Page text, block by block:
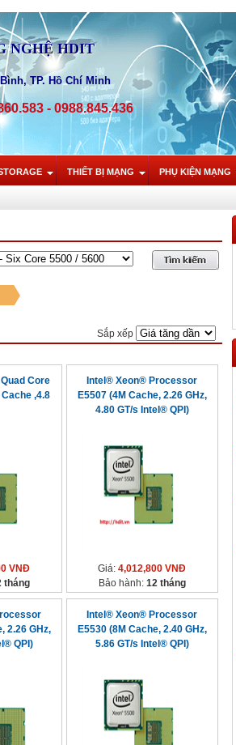
NGHỆ HDIT
TP. Hồ Chí Minh
- 0988.845.436
THIẾT BỊ MẠNG PHỤ KIỆN MẠNG
Sắp xếp
Core
,4.8
VNĐ
tháng
Intel® Xeon® Processor
E5507 (4M Cache, 2.26 GHz,
4.80 GT/s Intel® QPI)
Giá: 4,012,800 VNĐ
Bảo hành: 12 tháng
2.26 GHz,
QPI)
Intel® Xeon® Processor
E5530 (8M Cache, 2.40 GHz,
5.86 GT/s Intel® QPI)